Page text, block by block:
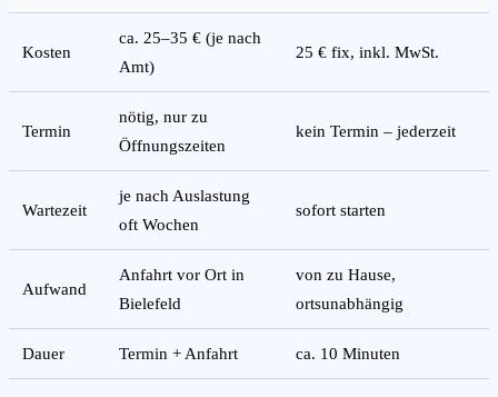
Kosten
ca. 25–35 € (je nach
Amt)
25 € fix, inkl. MwSt.
Termin
nötig, nur zu
Öffnungszeiten
kein Termin – jederzeit
Wartezeit
je nach Auslastung
oft Wochen
sofort starten
Aufwand
Anfahrt vor Ort in
Bielefeld
von zu Hause,
ortsunabhängig
Dauer Termin + Anfahrt ca. 10 Minuten